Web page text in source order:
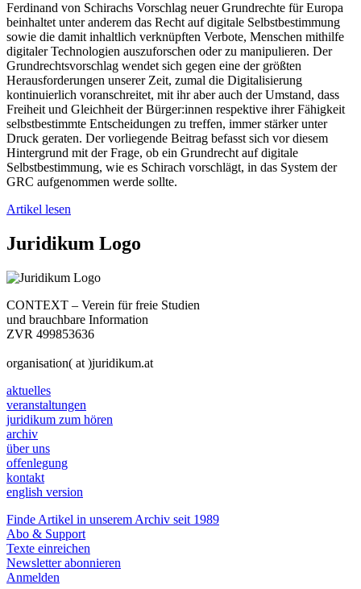
Ferdinand von Schirachs Vorschlag neuer Grundrechte für Europa
beinhaltet unter anderem das Recht auf digitale Selbstbestimmung
sowie die damit inhaltlich verknüpften Verbote, Menschen mithilfe
digitaler Technologien auszuforschen oder zu manipulieren. Der
Grundrechtsvorschlag wendet sich gegen eine der größten
Herausforderungen unserer Zeit, zumal die Digitalisierung
kontinuierlich voranschreitet, mit ihr aber auch der Umstand, dass
Freiheit und Gleichheit der Bürger:innen respektive ihrer Fähigkeit
selbstbestimmte Entscheidungen zu treffen, immer stärker unter
Druck geraten. Der vorliegende Beitrag befasst sich vor diesem
Hintergrund mit der Frage, ob ein Grundrecht auf digitale
Selbstbestimmung, wie es Schirach vorschlägt, in das System der
GRC aufgenommen werde sollte.
Artikel lesen
Juridikum Logo
CONTEXT – Verein für freie Studien
und brauchbare Information
ZVR 499853636
organisation( at )juridikum.at
aktuelles
veranstaltungen
juridikum zum hören
archiv
über uns
offenlegung
kontakt
english version
Finde Artikel in unserem Archiv seit 1989
Abo & Support
Texte einreichen
Newsletter abonnieren
Anmelden